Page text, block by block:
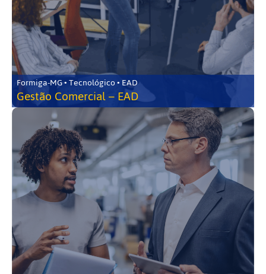
Formiga-MG • Tecnológico • EAD
Gestão Comercial – EAD